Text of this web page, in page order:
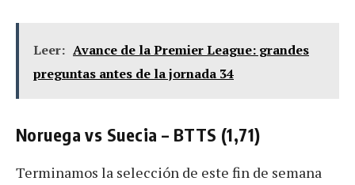
Leer: Avance de la Premier League: grandes
preguntas antes de la jornada 34
Noruega vs Suecia – BTTS (1,71)
Terminamos la selección de este fin de semana